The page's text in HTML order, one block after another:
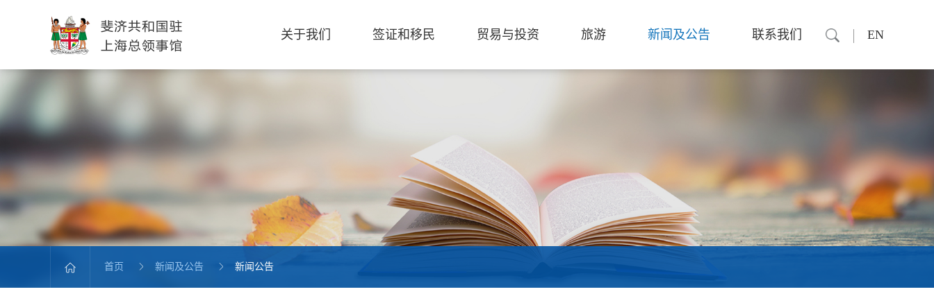
EN
关于我们 签证和移民 贸易与投资 旅游 新闻及公告 联系我们
首页 新闻及公告 新闻公告